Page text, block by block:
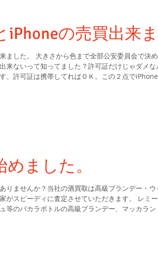
iPhoneの売買出来
ました。 大きさから色まで全部公安委員会で決
来ないって知ってました？許可証だけじゃダメな
。許可証は携帯してればＯＫ。この２点で
ました。
りませんか？当社の酒買取は高級ブランデー・ウ
がスピーディに査定させていただきます。 レミ
等のバカラボトルの高級ブランデー、マッカラ